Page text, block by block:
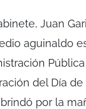
Juan
aguinaldo
del Día de
por la